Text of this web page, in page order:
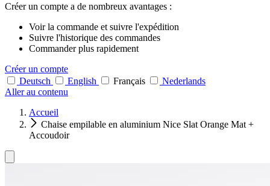
Créer un compte a de nombreux avantages :
Voir la commande et suivre l'expédition
Suivre l'historique des commandes
Commander plus rapidement
Créer un compte
Deutsch
English Français
Nederlands
Aller au contenu
Accueil
Chaise empilable en aluminium Nice Slat Orange Mat +
Accoudoir